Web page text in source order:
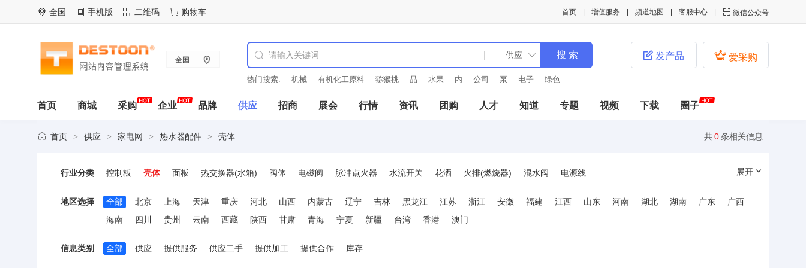
全国 手机版 二维码 购物车  微信公众号
客服中心
频道地图
增值服务
首页
全国
热门搜索: 机械 有机化工原料 猕猴桃 品 水果 内 公司 泵 电子 绿色
 爱采购
 发产品
首页 商城 采购 企业 品牌 供应 招商 展会 行情 资讯 团购 人才 知道 专题 视频 下载 圈子
共0条相关信息
首页 > 供应 > 家电网 > 热水器配件 > 壳体
行业分类 控制板 壳体 面板 热交换器(水箱) 阀体 电磁阀 脉冲点火器 水流开关 花洒 火排(燃烧器) 混水阀 电源线 展开
地区选择 全部 北京 上海 天津 重庆 河北 山西 内蒙古 辽宁 吉林 黑龙江 江苏 浙江 安徽 福建 江西 山东 河南 湖北 湖南 广东
广西
海南
四川 贵州 云南 西藏 陕西 甘肃 青海 宁夏 新疆 台湾 香港 澳门
信息类别 全部 供应 提供服务 供应二手 提供加工 提供合作 库存